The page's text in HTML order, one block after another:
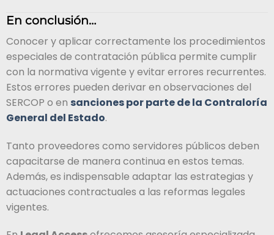
En conclusión…
Conocer y aplicar correctamente los procedimientos
especiales de contratación pública permite cumplir
con la normativa vigente y evitar errores recurrentes.
Estos errores pueden derivar en observaciones del
SERCOP o en sanciones por parte de la Contraloría
General del Estado.
Tanto proveedores como servidores públicos deben
capacitarse de manera continua en estos temas.
Además, es indispensable adaptar las estrategias y
actuaciones contractuales a las reformas legales
vigentes.